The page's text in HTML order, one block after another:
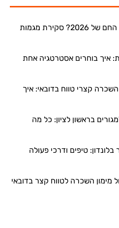
למה בטומי היא יעד ההשקעה החם של 2026? סקירת מגמות
איך בוחרים אסטרטגיה אחת
קצרי טווח בדובאי: איך
בראשון לציון: כל מה
טיפים ודרכי פעולה
מימון השכרה לטווח קצר בדובאי